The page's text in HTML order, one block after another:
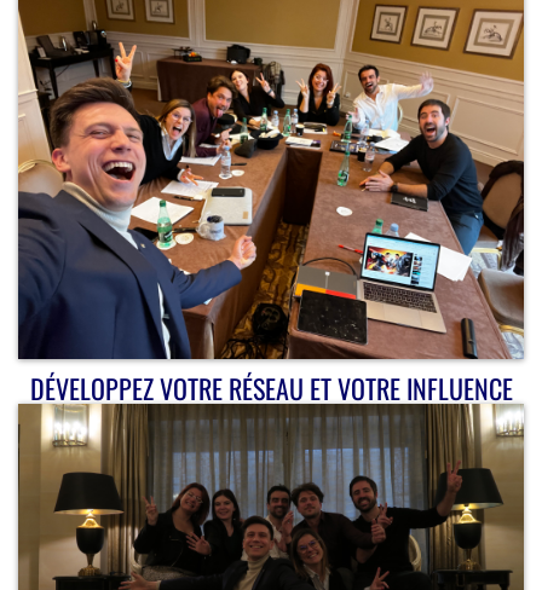
DÉVELOPPEZ VOTRE RÉSEAU ET VOTRE INFLUENCE